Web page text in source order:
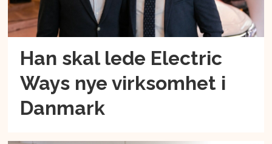
Han skal lede Electric
Ways nye virksomhet i
Danmark